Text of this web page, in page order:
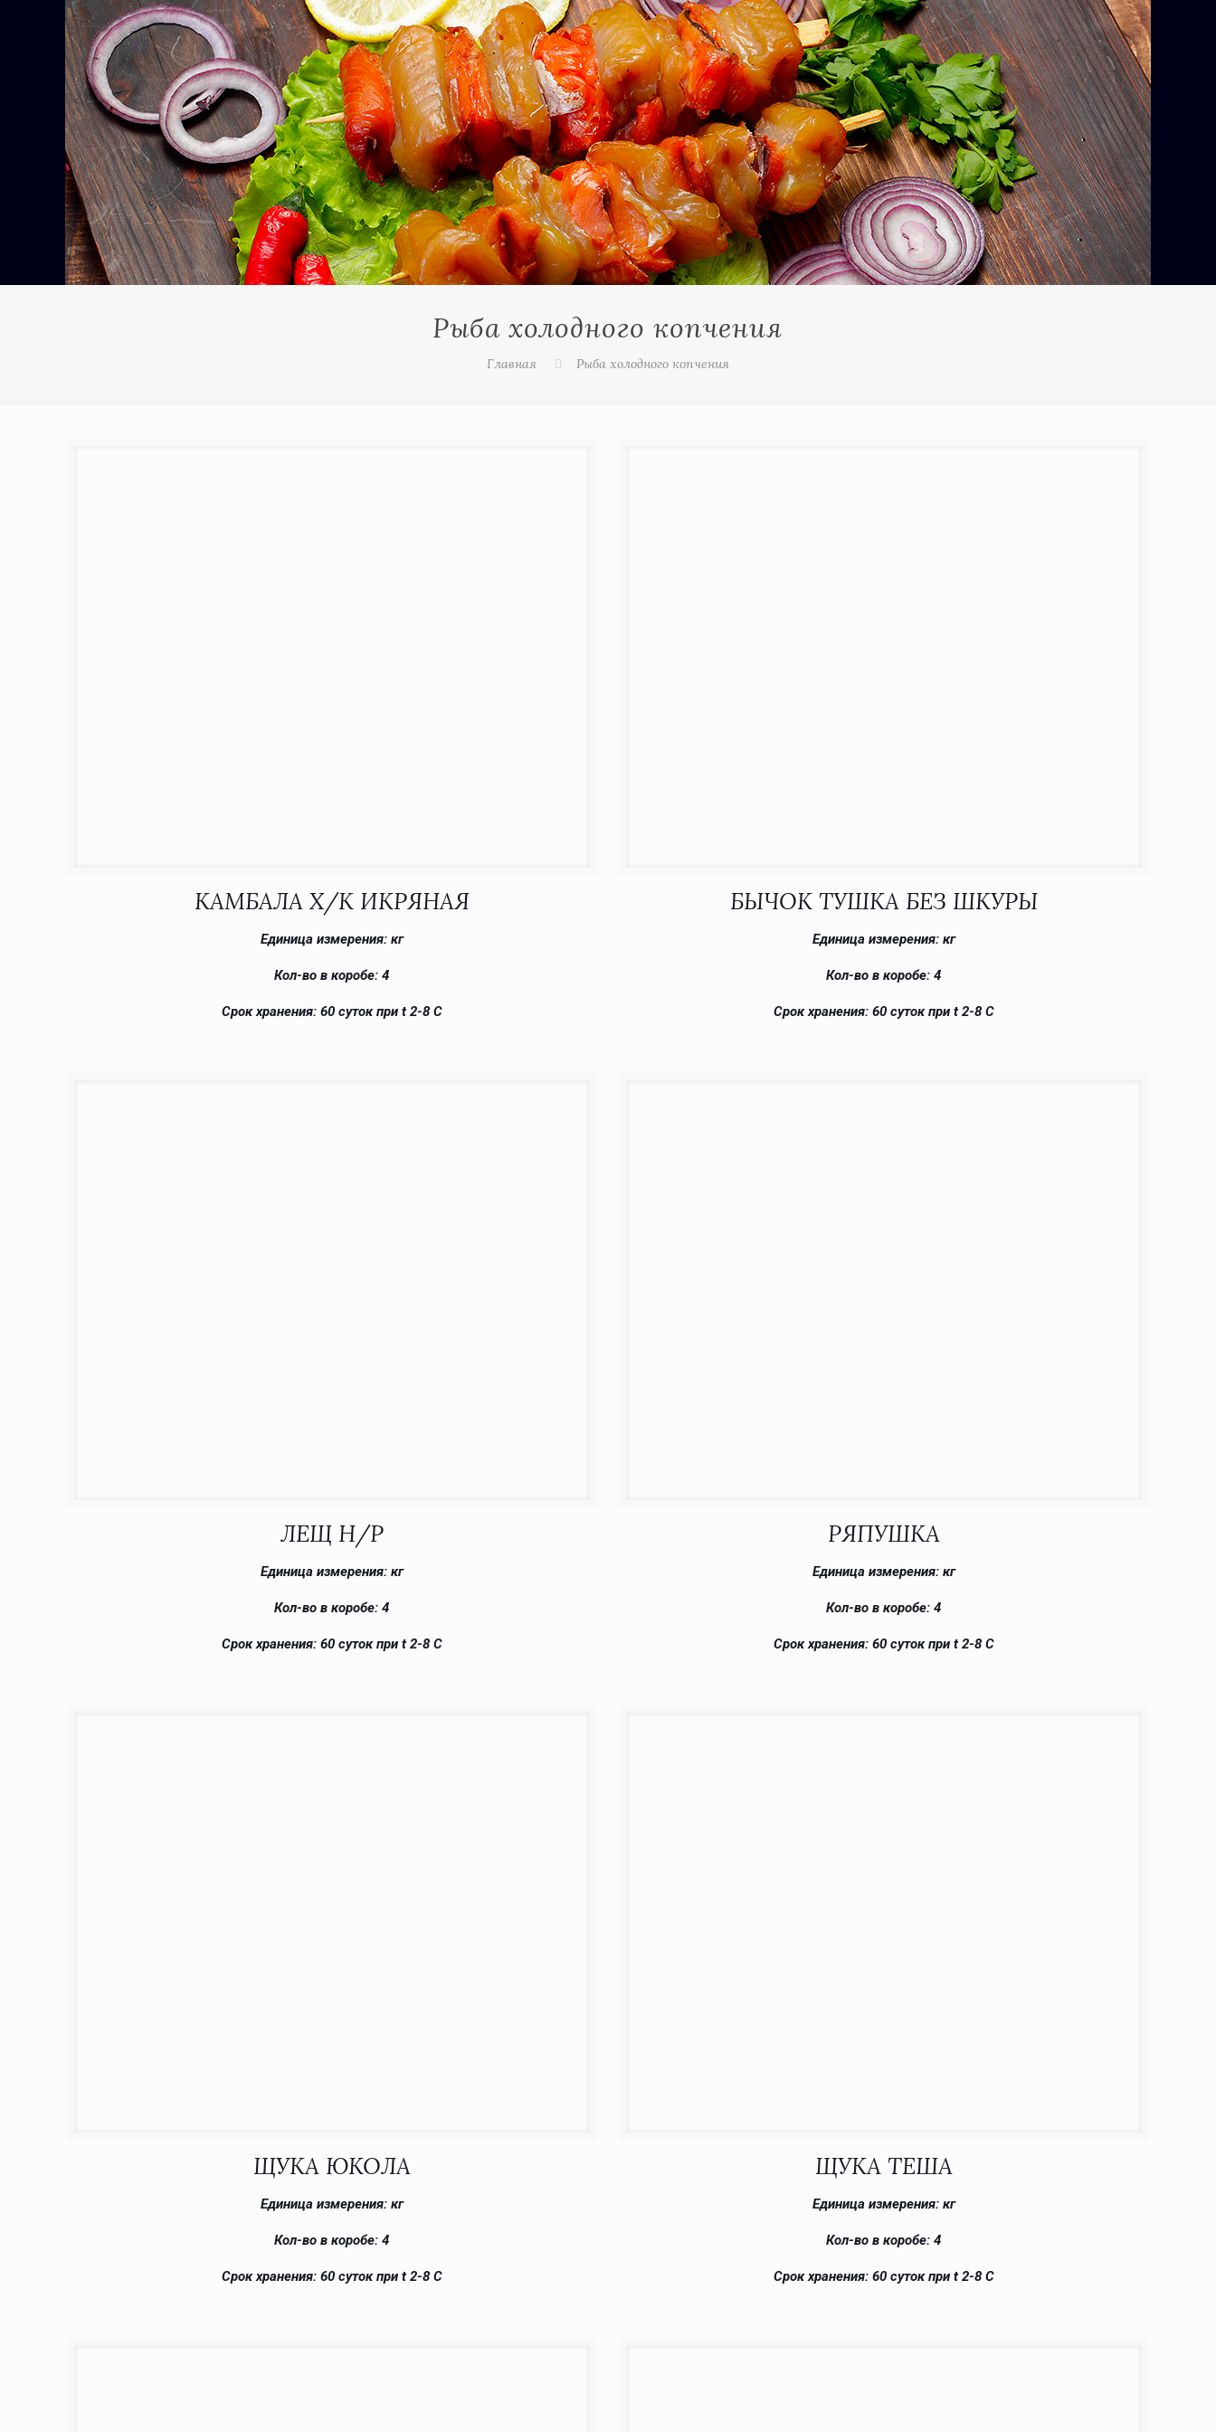
Рыба холодного копчения
Главная Рыба холодного копчения
КАМБАЛА Х/К ИКРЯНАЯ
Единица измерения: кг
Кол-во в коробе: 4
Срок хранения: 60 суток при t 2-8 С
БЫЧОК ТУШКА БЕЗ ШКУРЫ
Единица измерения: кг
Кол-во в коробе: 4
Срок хранения: 60 суток при t 2-8 С
ЛЕЩ Н/Р
Единица измерения: кг
Кол-во в коробе: 4
Срок хранения: 60 суток при t 2-8 С
РЯПУШКА
Единица измерения: кг
Кол-во в коробе: 4
Срок хранения: 60 суток при t 2-8 С
ЩУКА ЮКОЛА
Единица измерения: кг
Кол-во в коробе: 4
Срок хранения: 60 суток при t 2-8 С
ЩУКА ТЕША
Единица измерения: кг
Кол-во в коробе: 4
Срок хранения: 60 суток при t 2-8 С